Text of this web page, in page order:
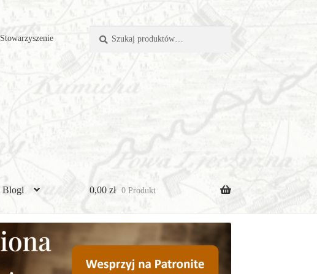
Stowarzyszenie
Blogi 0,00 zł 0 Produkt